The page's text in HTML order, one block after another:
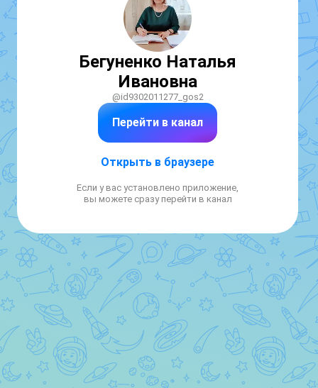
Бегуненко Наталья
Ивановна
@id9302011277_gos2
Перейти в канал
Открыть в браузере
Если у вас установлено приложение,
вы можете сразу перейти в канал